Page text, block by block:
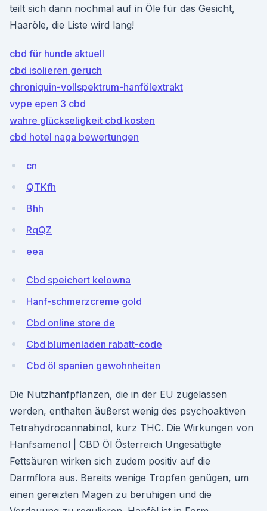
teilt sich dann nochmal auf in Öle für das Gesicht,
Haaröle, die Liste wird lang!
cbd für hunde aktuell
cbd isolieren geruch
chroniquin-vollspektrum-hanfölextrakt
vype epen 3 cbd
wahre glückseligkeit cbd kosten
cbd hotel naga bewertungen
cn
QTKfh
Bhh
RqQZ
eea
Cbd speichert kelowna
Hanf-schmerzcreme gold
Cbd online store de
Cbd blumenladen rabatt-code
Cbd öl spanien gewohnheiten
Die Nutzhanfpflanzen, die in der EU zugelassen
werden, enthalten äußerst wenig des psychoaktiven
Tetrahydrocannabinol, kurz THC. Die Wirkungen von
Hanfsamenöl | CBD Öl Österreich Ungesättigte
Fettsäuren wirken sich zudem positiv auf die
Darmflora aus. Bereits wenige Tropfen genügen, um
einen gereizten Magen zu beruhigen und die